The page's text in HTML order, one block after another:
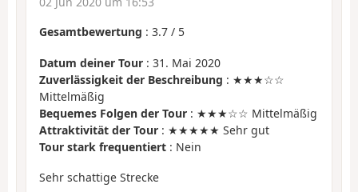
Gesamtbewertung : 3.7 / 5
Datum deiner Tour : 31. Mai 2020
Zuverlässigkeit der Beschreibung : ★★★☆☆
Mittelmäßig
Bequemes Folgen der Tour : ★★★☆☆ Mittelmäßig
Attraktivität der Tour : ★★★★★ Sehr gut
Tour stark frequentiert : Nein
Sehr schattige Strecke